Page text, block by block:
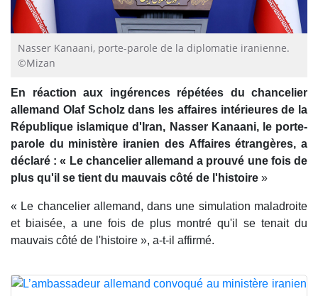
Nasser Kanaani, porte-parole de la diplomatie iranienne.
©Mizan
En réaction aux ingérences répétées du chancelier
allemand Olaf Scholz dans les affaires intérieures de la
République islamique d'Iran, Nasser Kanaani, le porte-
parole du ministère iranien des Affaires étrangères, a
déclaré : « Le chancelier allemand a prouvé une fois de
plus qu'il se tient du mauvais côté de l'histoire »
« Le chancelier allemand, dans une simulation maladroite
et biaisée, a une fois de plus montré qu'il se tenait du
mauvais côté de l'histoire », a-t-il affirmé.